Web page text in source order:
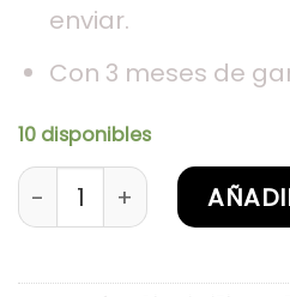
enviar.
Con 3 meses de
10 disponibles
Sustitución de chasis